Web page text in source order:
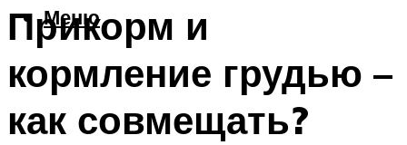
Меню
Прикорм и
кормление грудью –
как совмещать?